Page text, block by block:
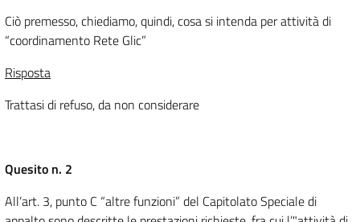
Ciò premesso, chiediamo, quindi, cosa si intenda per attività di
“coordinamento Rete Glic”
Risposta
Trattasi di refuso, da non considerare
Quesito n. 2
All’art. 3, punto C “altre funzioni” del Capitolato Speciale di